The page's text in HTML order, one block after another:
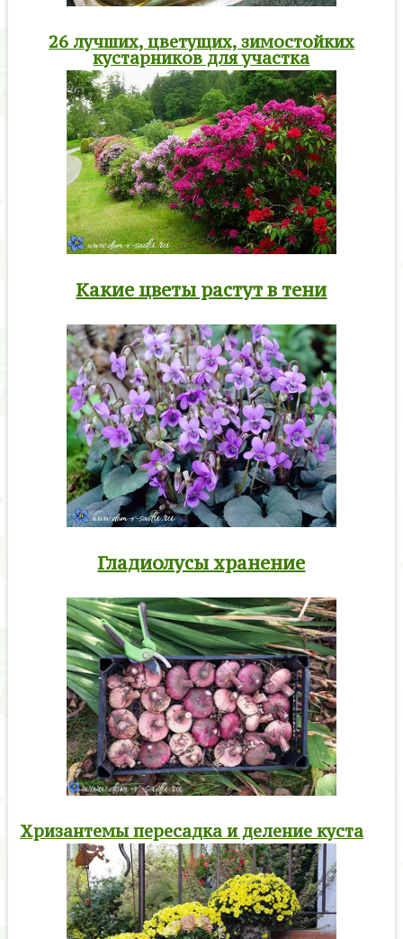
26 лучших, цветущих, зимостойких
кустарников для участка
Какие цветы растут в тени
Гладиолусы хранение
Хризантемы пересадка и деление куста